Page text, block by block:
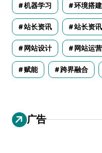
机器学习 环境搭建
站长资讯 站长资
网站设计 网站运营
赋能 跨界融合
广告